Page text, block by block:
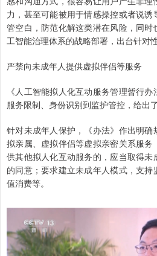
力，甚至可能被用于情感操控或者说
管空白，防范化解这类潜在风险，同时
工智能治理体系的战略部署，出台针对
严禁向未成年人提供虚拟伴侣等服务
《人工智能拟人化互动服务管理暂行
服务限制、身份识别到监护管控，给出
针对未成年人保护，《办法》作出明
拟亲属、虚拟伴侣等虚拟亲密关系服
供其他拟人化互动服务的，应当取得未
的同意；要求建立未成年人模式，支
值消费等。